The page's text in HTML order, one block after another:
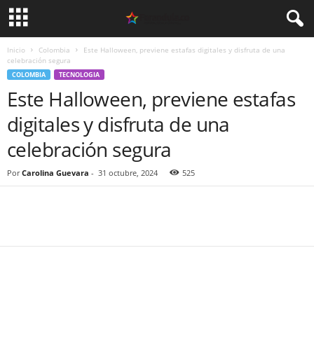
Inicio Colombia
Este Halloween, previene estafas digitales y disfruta de una
celebración segura
COLOMBIA TECNOLOGIA
Este Halloween, previene estafas
digitales y disfruta de una
celebración segura
Por Carolina Guevara - 31 octubre, 2024 525